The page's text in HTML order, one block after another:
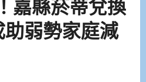
嘉縣菸蒂兌換
弱勢家庭減